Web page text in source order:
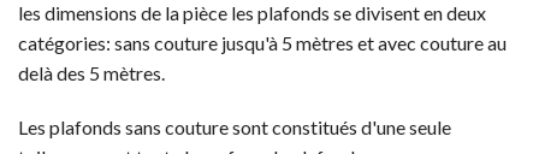
les dimensions de la pièce les plafonds se divisent en deux
catégories: sans couture jusqu'à 5 mètres et avec couture au
delà des 5 mètres.
Les plafonds sans couture sont constitués d'une seule